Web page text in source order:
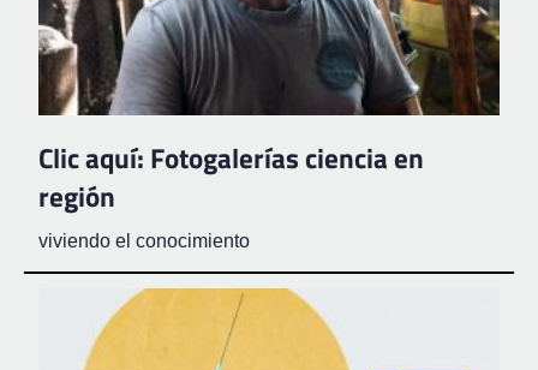
Clic aquí: Fotogalerías ciencia en
región
viviendo el conocimiento